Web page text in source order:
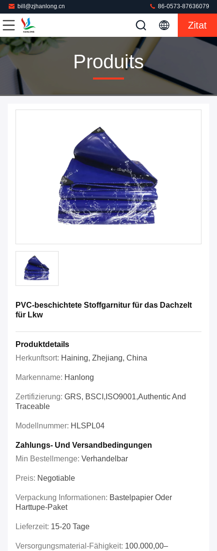
bill@zjhanlong.cn 86-0573-87636079
Zitat
Produits
PVC-beschichtete Stoffgarnitur für das Dachzelt
für Lkw
Produktdetails
Herkunftsort: Haining, Zhejiang, China
Markenname: Hanlong
Zertifizierung: GRS, BSCI,ISO9001,Authentic And
Traceable
Modellnummer: HLSPL04
Zahlungs- Und Versandbedingungen
Min Bestellmenge: Verhandelbar
Preis: Negotiable
Verpackung Informationen: Bastelpapier Oder
Harttupe-Paket
Lieferzeit: 15-20 Tage
Versorgungsmaterial-Fähigkeit: 100.000,00–